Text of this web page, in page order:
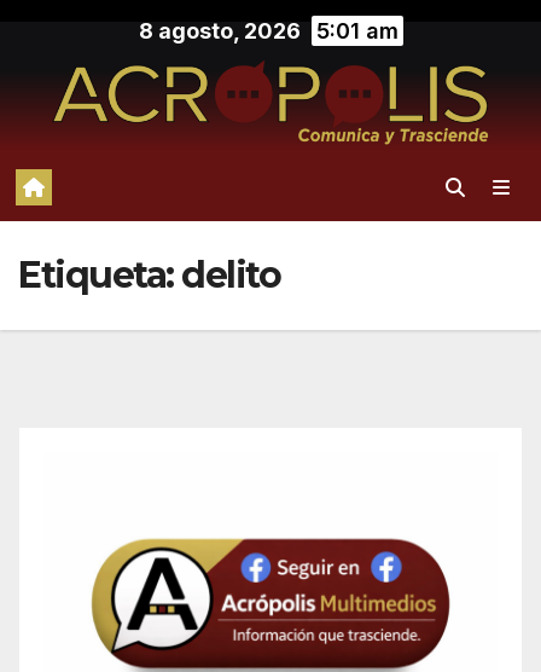
contenido
8 agosto, 2026 5:01 am
Etiqueta:delito